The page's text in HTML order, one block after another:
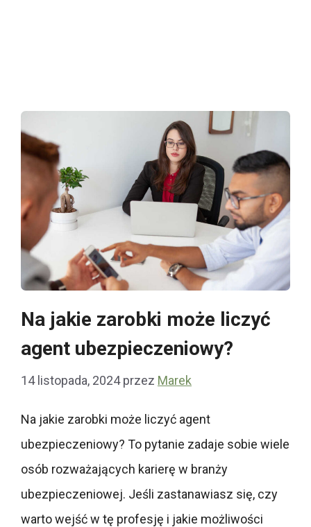
Na jakie zarobki może liczyć
agent ubezpieczeniowy?
14 listopada, 2024 przez Marek
Na jakie zarobki może liczyć agent
ubezpieczeniowy? To pytanie zadaje sobie wiele
osób rozważających karierę w branży
ubezpieczeniowej. Jeśli zastanawiasz się, czy
warto wejść w tę profesję i jakie możliwości